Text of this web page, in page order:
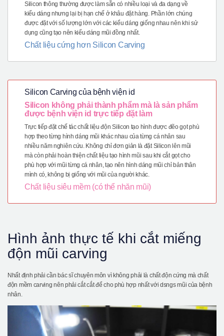
Silicon thông thường được làm sẵn có nhiều loại và đa dạng về
kiểu dáng nhưng lại bị hạn chế ở khâu đặt hàng. Phần lớn chúng
được đặt với số lượng lớn với các kiểu dáng giống nhau nên khi sử
dụng cũng tạo nên kiểu dáng mũi đồng nhất.
Chất liệu cứng hơn Silicon Carving
Silicon Carving của bệnh viện id
Silicon không phải thành phẩm mà là sản phẩm
được bệnh viện id trực tiếp đặt làm
Trực tiếp đặt chế tác chất liệu độn Silicon tạo hình được đẽo gọt phù
hợp theo từng hình dáng mũi khác nhau của từng cá nhân sau
nhiều năm nghiên cứu. Không chỉ đơn giản là đặt Silicon lên mũi
mà còn phải hoàn thiện chất liệu tạo hình mũi sau khi cắt gọt cho
phù hợp với mũi từng cá nhân, tạo nên hình dáng mũi chỉ bản thân
mình có, không bị giống với mũi của người khác.
Chất liệu siêu mềm (có thể nhăn mũi)
Hình ảnh thực tế khi cắt miếng
độn mũi carving
Nhất định phải cần bác sĩ chuyên môn vì không phải là chất độn cứng mà chất
độn mềm carving nên phải cắt cắt để cho phù hợp nhất với dsngs mũi của bệnh
nhân.